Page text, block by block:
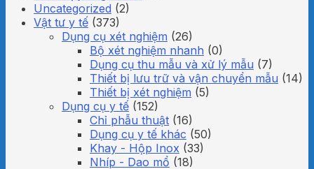
Uncategorized (2)
Vật tư y tế (373)
Dụng cụ xét nghiệm (26)
Bộ xét nghiệm nhanh (0)
Dụng cụ thu mẫu và xử lý mẫu (7)
Thiết bị lưu trữ và vận chuyển mẫu (14)
Thiết bị xét nghiệm (5)
Dụng cụ y tế (152)
Chỉ phẫu thuật (16)
Dụng cụ y tế khác (50)
Khay - Hộp Inox (33)
Nhíp - Dao mổ (18)